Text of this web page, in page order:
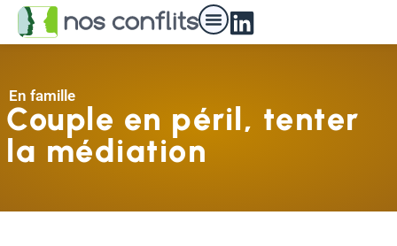
En famille
Couple en péril, tenter
la médiation